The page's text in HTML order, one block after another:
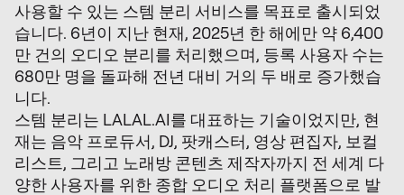
사용할 수 있는 스템 분리 서비스를 목표로 출시되었
습니다. 6년이 지난 현재, 2025년 한 해에만 약 6,400
만 건의 오디오 분리를 처리했으며, 등록 사용자 수는
680만 명을 돌파해 전년 대비 거의 두 배로 증가했습
니다.
스템 분리는 LALAL.AI를 대표하는 기술이었지만, 현
재는 음악 프로듀서, DJ, 팟캐스터, 영상 편집자, 보컬
리스트, 그리고 노래방 콘텐츠 제작자까지 전 세계 다
양한 사용자를 위한 종합 오디오 처리 플랫폼으로 발